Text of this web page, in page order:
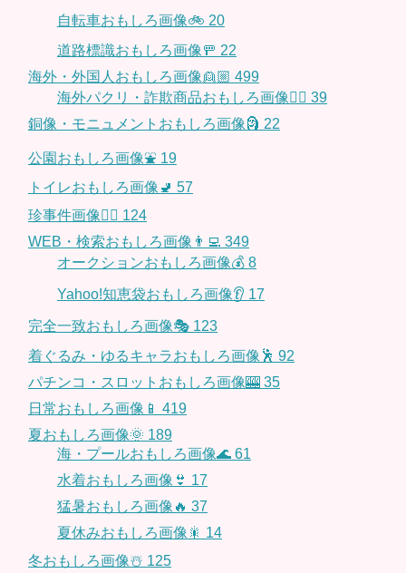
自転車おもしろ画像🚲 20
道路標識おもしろ画像🚥 22
海外・外国人おもしろ画像👱🏼 499
海外パクリ・詐欺商品おもしろ画像🙅‍♀️ 39
銅像・モニュメントおもしろ画像🗿 22
公園おもしろ画像⛲️ 19
トイレおもしろ画像🚽 57
珍事件画像👮‍♂️ 124
WEB・検索おもしろ画像👨‍💻 349
オークションおもしろ画像💰 8
Yahoo!知恵袋おもしろ画像👂 17
完全一致おもしろ画像🎭 123
着ぐるみ・ゆるキャラおもしろ画像🕺 92
パチンコ・スロットおもしろ画像🎰 35
日常おもしろ画像📱 419
夏おもしろ画像🌞 189
海・プールおもしろ画像🌊 61
水着おもしろ画像👙 17
猛暑おもしろ画像🔥 37
夏休みおもしろ画像🎇 14
冬おもしろ画像☃️ 125